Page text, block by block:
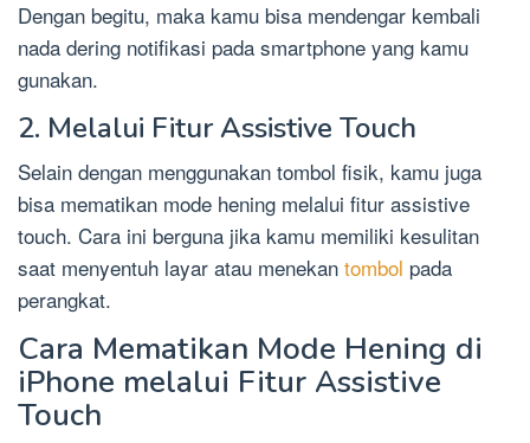
Dengan begitu, maka kamu bisa mendengar kembali
nada dering notifikasi pada smartphone yang kamu
gunakan.
2. Melalui Fitur Assistive Touch
Selain dengan menggunakan tombol fisik, kamu juga
bisa mematikan mode hening melalui fitur assistive
touch. Cara ini berguna jika kamu memiliki kesulitan
saat menyentuh layar atau menekan tombol pada
perangkat.
Cara Mematikan Mode Hening di
iPhone melalui Fitur Assistive
Touch